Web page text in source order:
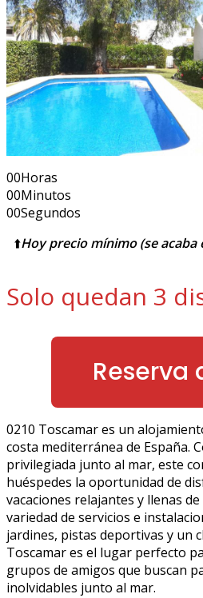
00Horas
00Minutos
00Segundos
⬆️Hoy precio mínimo (se acaba
Solo quedan 3
Reserva
0210 Toscamar es un
costa mediterránea de España.
privilegiada junto al mar, este
huéspedes la oportunidad de
vacaciones relajantes y llenas
variedad de servicios e
jardines, pistas deportivas y un
Toscamar es el lugar perfecto
grupos de amigos que buscan
inolvidables junto al mar.